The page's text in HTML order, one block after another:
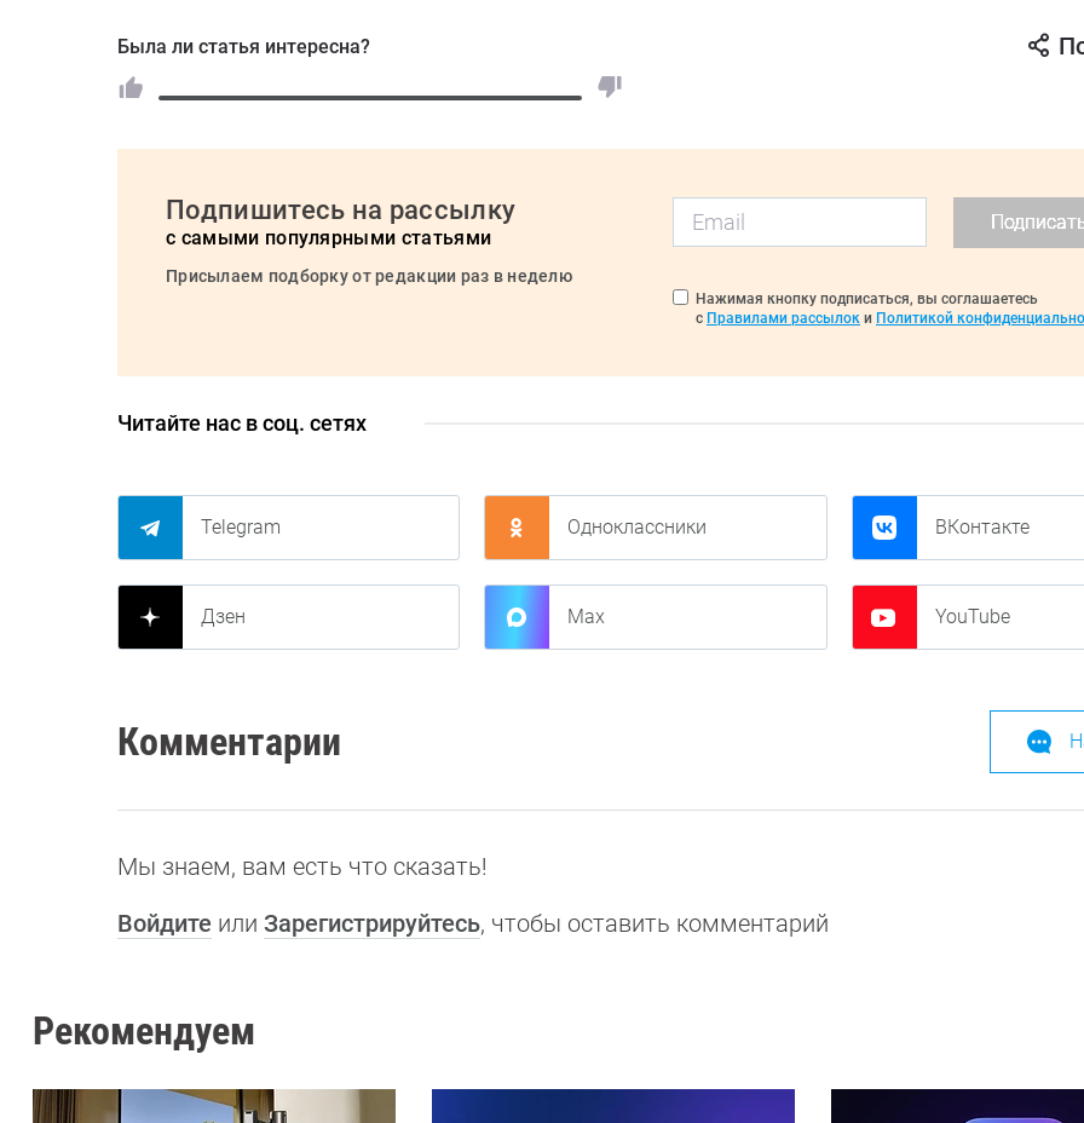
Была ли статья интересна?
Подпишитесь на рассылку
с самыми популярными статьями
Присылаем подборку от редакции раз в неделю
Нажимая кнопку подписаться, вы соглашаетесь
с Правилами рассылок и Политикой
Читайте нас в соц. сетях
Telegram Одноклассники ВКонтакте
Дзен Max YouTube
Комментарии
Мы знаем, вам есть что сказать!
Войдите или Зарегистрируйтесь, чтобы оставить комментарий
Рекомендуем